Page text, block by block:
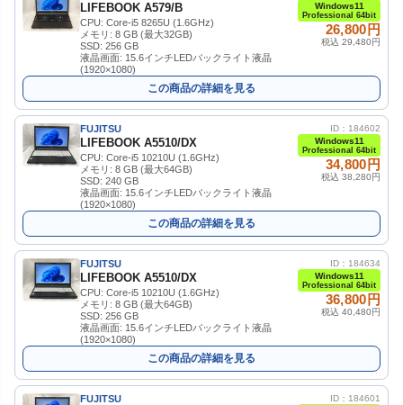
LIFEBOOK A579/B
CPU: Core-i5 8265U (1.6GHz)
メモリ: 8 GB (最大32GB)
SSD: 256 GB
液晶画面: 15.6インチLEDバックライト液晶
(1920×1080)
Windows11
Professional 64bit
26,800円
税込 29,480円
この商品の詳細を見る
FUJITSU
LIFEBOOK A5510/DX
CPU: Core-i5 10210U (1.6GHz)
メモリ: 8 GB (最大64GB)
SSD: 240 GB
液晶画面: 15.6インチLEDバックライト液晶
(1920×1080)
ID：184602
Windows11
Professional 64bit
34,800円
税込 38,280円
この商品の詳細を見る
FUJITSU
LIFEBOOK A5510/DX
CPU: Core-i5 10210U (1.6GHz)
メモリ: 8 GB (最大64GB)
SSD: 256 GB
液晶画面: 15.6インチLEDバックライト液晶
(1920×1080)
ID：184634
Windows11
Professional 64bit
36,800円
税込 40,480円
この商品の詳細を見る
FUJITSU
ID：184601